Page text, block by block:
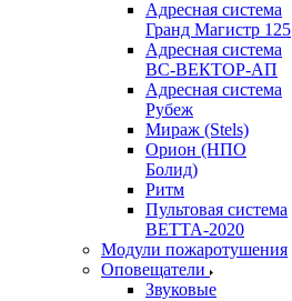
Адресная система
Гранд Магистр 125
Адресная система
ВС-ВЕКТОР-АП
Адресная система
Рубеж
Мираж (Stels)
Орион (НПО
Болид)
Ритм
Пультовая система
ВЕТТА-2020
Модули пожаротушения
Оповещатели
Звуковые